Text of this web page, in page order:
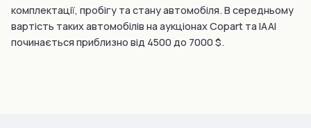
комплектації, пробігу та стану автомобіля. В середньому
вартість таких автомобілів на аукціонах Copart та IAAI
починається приблизно від 4500 до 7000 $.